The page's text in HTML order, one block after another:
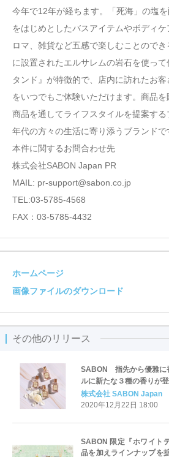
今年で12年が経ちます。「死海」の塩
をはじめとしたバスアイテムやボディ
ロマ、雑貨など五感で楽しむことので
に設置されたエルサレムの岩石を使っ
タンド』が特徴的で、店内に訪れたお
をいつでもご体験いただけます。商品を
商品を通してライフスタイルを提案す
年代の方々の生活に寄り添うブランドで
本件に関するお問合わせ先
株式会社SABON Japan PR
MAIL: pr-support@sabon.co.jp
TEL:03-5785-4568
FAX：03‐5785‐4432
ホームページ
画像ファイルのダウンロード
その他のリリース
SABON 指先から優雅に
ルに新たな３種の香りが
株式会社 SABON Japan
2020年12月22日 18:00
SABON 限定『ホワイト
品を加えラインナップを